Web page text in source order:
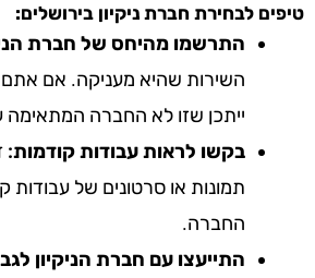
טיפים לבחירת חברת ניקיון בירושלים:
התרשמו מהיחס של חברת
השירות שהיא מעניקה. אם אתם
ייתכן שזו לא החברה המתאימה
בקשו לראות עבודות קודמות:
תמונות או סרטונים של
החברה.
התייעצו עם חברת הניקיון